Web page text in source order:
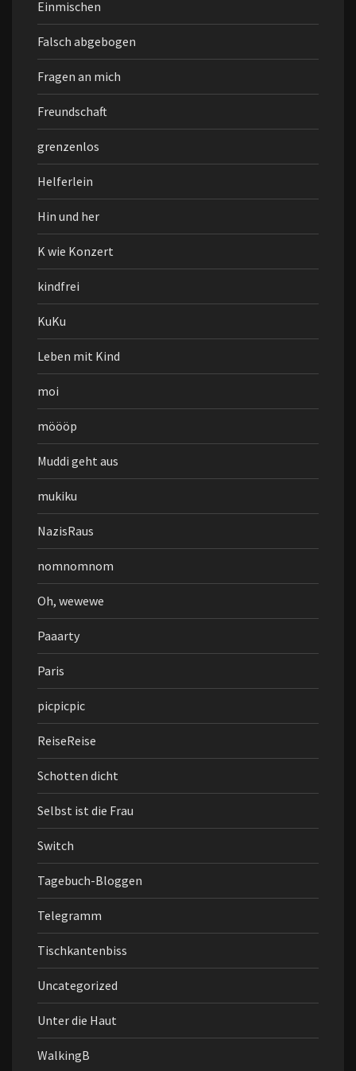
Einmischen
Falsch abgebogen
Fragen an mich
Freundschaft
grenzenlos
Helferlein
Hin und her
K wie Konzert
kindfrei
KuKu
Leben mit Kind
moi
möööp
Muddi geht aus
mukiku
NazisRaus
nomnomnom
Oh, wewewe
Paaarty
Paris
picpicpic
ReiseReise
Schotten dicht
Selbst ist die Frau
Switch
Tagebuch-Bloggen
Telegramm
Tischkantenbiss
Uncategorized
Unter die Haut
WalkingB